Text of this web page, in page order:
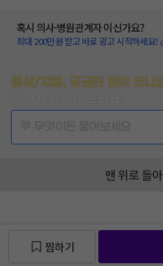
혹시 의사·병원관계자 이신가요?
최대 200만원 받고 바로 광고 시작하세요!
증상/치료, 궁금한 점이 있나
맨 위로 돌
찜하기